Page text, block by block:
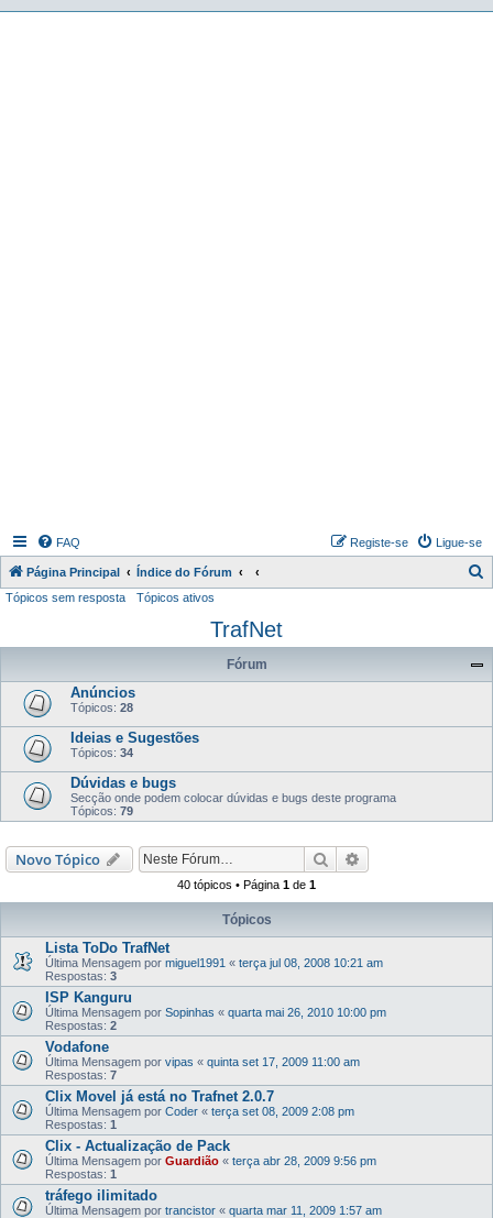
FAQ Ligue-se
Registe-se
Página Principal Índice do Fórum
q
s
Tópicos sem resposta Tópicos ativos
TrafNet
Fórum
Anúncios
Tópicos: 28
Ideias e Sugestões
Tópicos: 34
Dúvidas e bugs
Secção onde podem colocar dúvidas e bugs deste programa
Tópicos: 79
Novo Tópico Pesquisar
40 tópicos • Página 1 de 1
Tópicos
Lista ToDo TrafNet
Última Mensagem por miguel1991 « terça jul 08, 2008 10:21 am
Respostas: 3
ISP Kanguru
Última Mensagem por Sopinhas « quarta mai 26, 2010 10:00 pm
Respostas: 2
Vodafone
Última Mensagem por vipas « quinta set 17, 2009 11:00 am
Respostas: 7
Clix Movel já está no Trafnet 2.0.7
Última Mensagem por Coder « terça set 08, 2009 2:08 pm
Respostas: 1
Clix - Actualização de Pack
Última Mensagem por Guardião « terça abr 28, 2009 9:56 pm
Respostas: 1
tráfego ilimitado
Última Mensagem por trancistor « quarta mar 11, 2009 1:57 am